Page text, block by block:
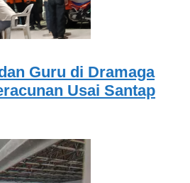
Guru di Dramaga
Usai Santap